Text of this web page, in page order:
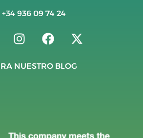
+34 936 09 74 24
NUESTRO BLOG